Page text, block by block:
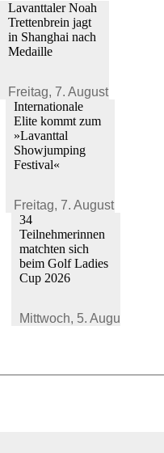
Lavanttaler Noah
Trettenbrein jagt
in Shanghai nach
Medaille
Freitag, 7. August 2026
Internationale
Elite kommt zum
»Lavanttal
Showjumping
Festival«
Freitag, 7. August 2026
34
Teilnehmerinnen
matchten sich
beim Golf Ladies
Cup 2026
Mittwoch, 5. August 2026